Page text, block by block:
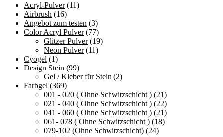
Acryl-Pulver (11)
Airbrush (16)
Angebot zum testen (3)
Color Acryl Pulver (77)
Glitzer Pulver (19)
Neon Pulver (11)
Cyogel (1)
Design Stein (99)
Gel / Kleber für Stein (2)
Farbgel (369)
001 - 020 ( Ohne Schwitzschicht ) (21)
021 - 040 ( Ohne Schwitzschicht ) (22)
041 - 060 ( Ohne Schwitzschicht ) (21)
061- 078 ( Ohne Schwitzschicht ) (18)
079-102 (Ohne Schwitzschicht) (24)